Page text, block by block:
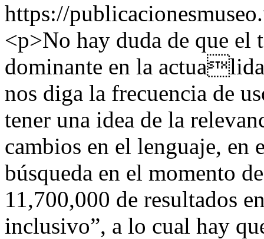
https://
<p>No hay duda de que el
dominante en la
nos diga la frecuencia de
tener una idea de la
cambios en el lenguaje, en
búsqueda en el momento
11,700,000 de resultados
inclusivo”, a lo cual hay